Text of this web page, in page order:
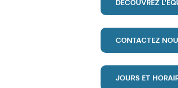
DÉCOUVREZ
CONTACTEZ
JOURS ET